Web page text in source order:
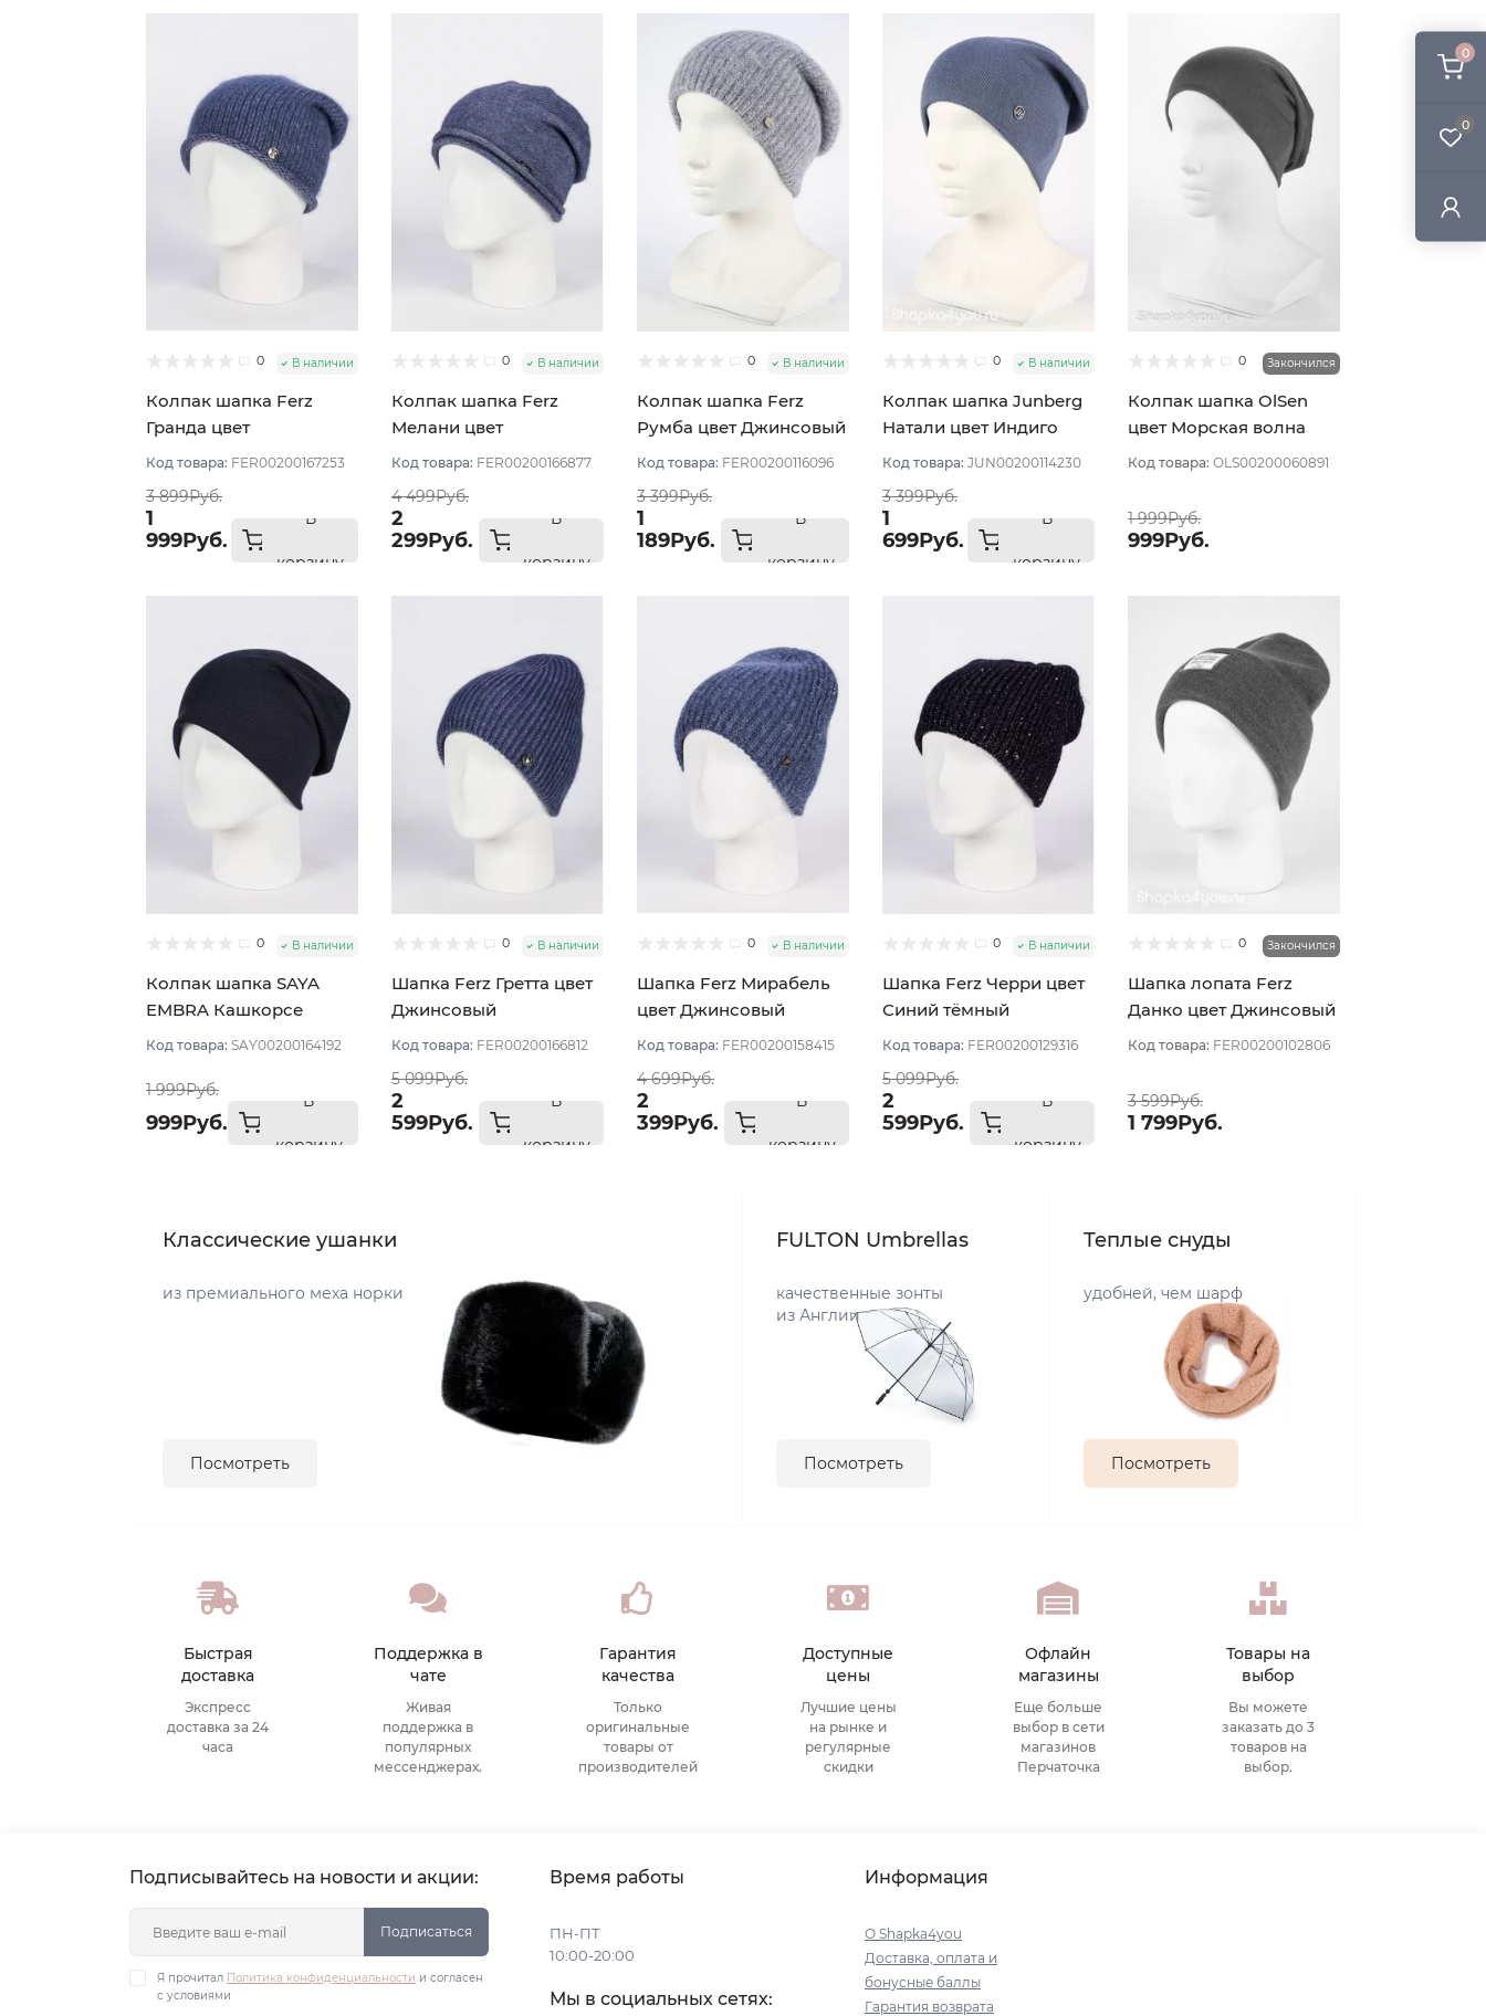
0
0
0 В наличии
Колпак шапка Ferz
Гранда цвет
Джинсовый
Код товара: FER00200167253
3 899Руб.
1
999Руб.
В
корзину
0 В наличии
Колпак шапка Ferz
Мелани цвет
Джинсовый
Код товара: FER00200166877
4 499Руб.
2
299Руб.
В
корзину
0 В наличии
Колпак шапка Ferz
Румба цвет Джинсовый
Код товара: FER00200116096
3 399Руб.
1
189Руб.
В
корзину
0 В наличии
Колпак шапка Junberg
Натали цвет Индиго
Код товара: JUN00200114230
3 399Руб.
1
699Руб.
В
корзину
0 Закончился
Колпак шапка OlSen
цвет Морская волна
Код товара: OLS00200060891
1 999Руб.
999Руб.
0 В наличии
Колпак шапка SAYA
EMBRA Кашкорсе
"шелк" цвет Синий
Код товара: SAY00200164192
1 999Руб.
999Руб.
В
корзину
0 В наличии
Шапка Ferz Гретта цвет
Джинсовый
Код товара: FER00200166812
5 099Руб.
2
599Руб.
В
корзину
0 В наличии
Шапка Ferz Мирабель
цвет Джинсовый
Код товара: FER00200158415
4 699Руб.
2
399Руб.
В
корзину
0 В наличии
Шапка Ferz Черри цвет
Синий тёмный
Код товара: FER00200129316
5 099Руб.
2
599Руб.
В
корзину
0 Закончился
Шапка лопата Ferz
Данко цвет Джинсовый
Код товара: FER00200102806
3 599Руб.
1 799Руб.
Классические ушанки
из премиального меха норки
Посмотреть
FULTON Umbrellas
качественные зонты
из Англии
Посмотреть
Теплые снуды
удобней, чем шарф
Посмотреть
Быстрая
доставка
Экспресс
доставка за 24
часа
Поддержка в
чате
Живая
поддержка в
популярных
мессенджерах.
Гарантия
качества
Только
оригинальные
товары от
производителей
Доступные
цены
Лучшие цены
на рынке и
регулярные
скидки
Офлайн
магазины
Еще больше
выбор в сети
магазинов
Перчаточка
Товары на
выбор
Вы можете
заказать до 3
товаров на
выбор.
Подписывайтесь на новости и акции:
Подписаться
Я прочитал Политика конфиденциальности и согласен
с условиями
Время работы
ПН-ПТ
10:00-20:00
Мы в социальных сетях:
Информация
О Shapka4you
Доставка, оплата и
бонусные баллы
Гарантия возврата